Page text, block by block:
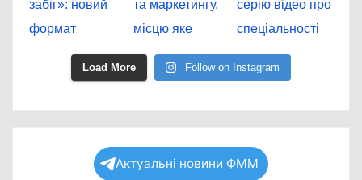
Load More Follow on Instagram
Актуальні новини ФММ